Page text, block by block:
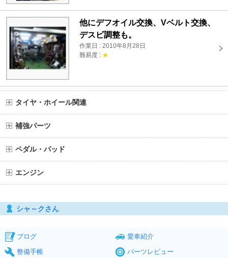
他にデフオイル交換、Vベルト交換、
デスビ調整も。
作業日 : 2010年8月28日
難易度 : ★
タイヤ・ホイール関連
補強パーツ
ペダル・パッド
エンジン
シャ～クさん
ブログ
愛車紹介
整備手帳
パーツレビュー